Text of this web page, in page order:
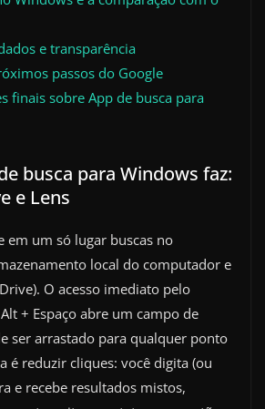
e transparência
passos do Google
finais sobre App de busca para
busca para Windows faz:
e Lens
em um só lugar buscas no
local do computador e
O acesso imediato pelo
+ Espaço abre um campo de
ser arrastado para qualquer ponto
é reduzir cliques: você digita (ou
e recebe resultados mistos,